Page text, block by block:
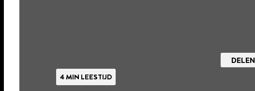
4 MIN LEESTIJD
DELEN